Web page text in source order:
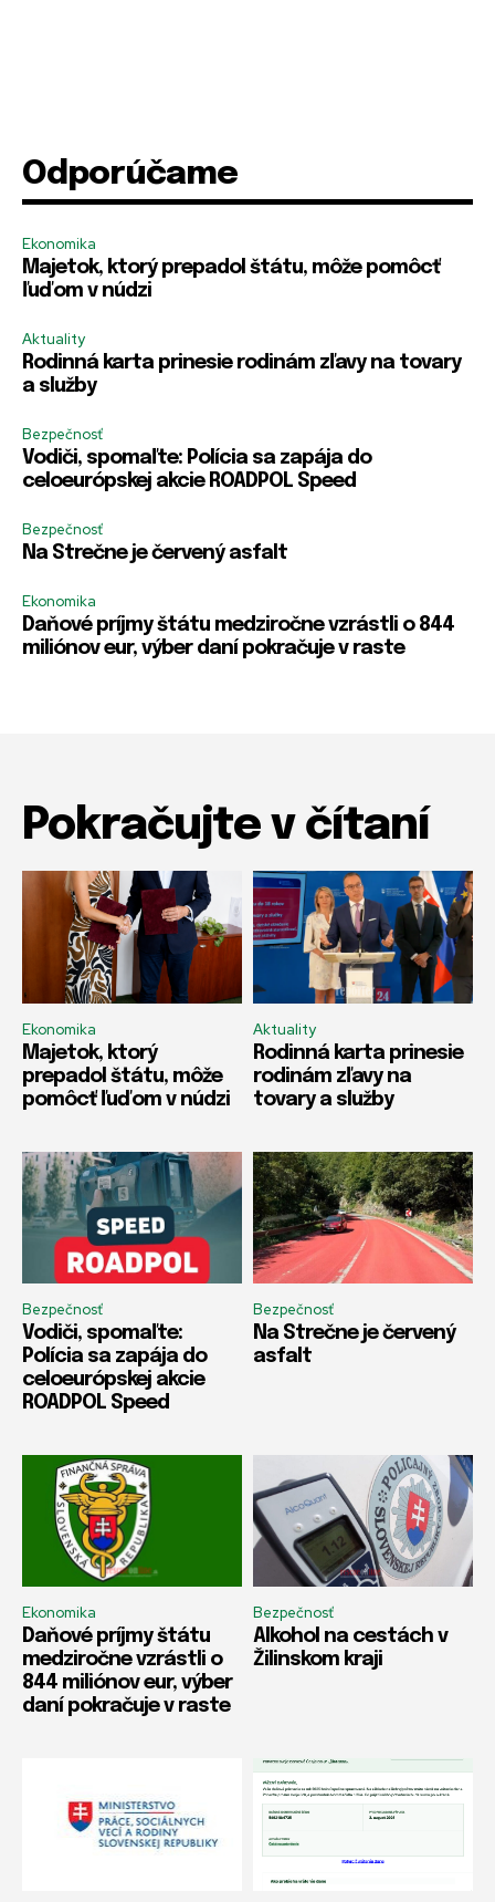
e
H
e
o
H
e
l
o
Heslo
R
e
m
m
b
e
e
Zapamätať si ma
e
m
e
e
r
E
m
a
i
l
-
m
i
l
Heslo
R
e
m
m
b
e
e
Zapamätať si ma
Odporúčame
Ekonomika
Majetok, ktorý prepadol štátu, môže pomôcť
ľuďom v núdzi
Aktuality
Rodinná karta prinesie rodinám zľavy na tovary
a služby
Bezpečnosť
Vodiči, spomaľte: Polícia sa zapája do
celoeurópskej akcie ROADPOL Speed
Bezpečnosť
Na Strečne je červený asfalt
Ekonomika
Daňové príjmy štátu medziročne vzrástli o 844
miliónov eur, výber daní pokračuje v raste
Pokračujte v čítaní
Ekonomika
Majetok, ktorý
prepadol štátu, môže
pomôcť ľuďom v núdzi
Aktuality
Rodinná karta prinesie
rodinám zľavy na
tovary a služby
Bezpečnosť
Vodiči, spomaľte:
Polícia sa zapája do
celoeurópskej akcie
ROADPOL Speed
Bezpečnosť
Na Strečne je červený
asfalt
Ekonomika
Daňové príjmy štátu
medziročne vzrástli o
844 miliónov eur, výber
daní pokračuje v raste
Bezpečnosť
Alkohol na cestách v
Žilinskom kraji